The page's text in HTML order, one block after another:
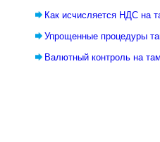
Как исчисляется НДС на
Упрощенные процедуры
Валютный контроль на